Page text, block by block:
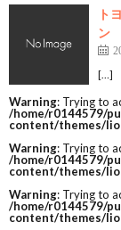
ト
ン
[…]
Warning: Trying to
/home/r0144579/
content/themes/
Warning: Trying to
/home/r0144579/
content/themes/
Warning: Trying to
/home/r0144579/
content/themes/